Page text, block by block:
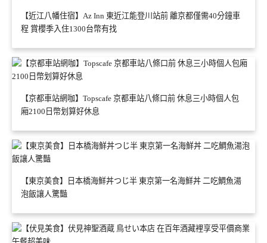
【近江八幡住宿】Az Inn 東近江能登川站前 離京都僅需40分鐘車
程 賞櫻季入住1300台幣有找
【京都車站網咖】Topscafe 京都車站八條口前 休息三小時個人包
廂2100日幣划算好休息
【東京美食】日本橋海鮮丼つじ半 東京第一名海鮮丼 二吃鯛魚湯
泡飯讓人驚豔